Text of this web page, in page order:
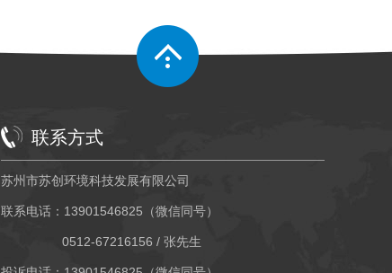
联系方式
苏州市苏创环境科技发展有限公司
联系电话：13901546825（微信同号）
0512-67216156 / 张先生